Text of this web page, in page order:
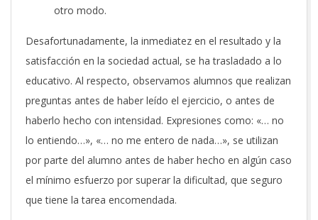
otro modo.
Desafortunadamente, la inmediatez en el resultado y la
satisfacción en la sociedad actual, se ha trasladado a lo
educativo. Al respecto, observamos alumnos que realizan
preguntas antes de haber leído el ejercicio, o antes de
haberlo hecho con intensidad. Expresiones como: «… no
lo entiendo…», «… no me entero de nada…», se utilizan
por parte del alumno antes de haber hecho en algún caso
el mínimo esfuerzo por superar la dificultad, que seguro
que tiene la tarea encomendada.